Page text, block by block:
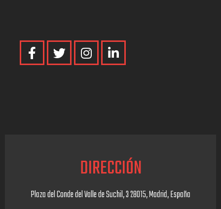
F
a
c
T
w
i
I
n
s
L
i
n
i
n
DIRECCIÓN
Plaza del Conde del Valle de Suchil, 3 28015, Madrid, España